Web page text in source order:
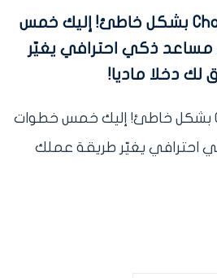
أنت تستخدم Chat GPT بشكل خاطئ! إليك خمس
ذكي احترافي يغيّر
دخلا ماديا!
أنت تستخدم Chat GPT بشكل خاطئ! إليك خمس خطوات
احترافي يغيّر طريقة عملك